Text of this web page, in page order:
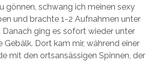
gönnen, schwang ich meinen sexy
und brachte 1-2 Aufnahmen unter
Danach ging es sofort wieder unter
Gebälk. Dort kam mir, während einer
mit den ortsansässigen Spinnen, der